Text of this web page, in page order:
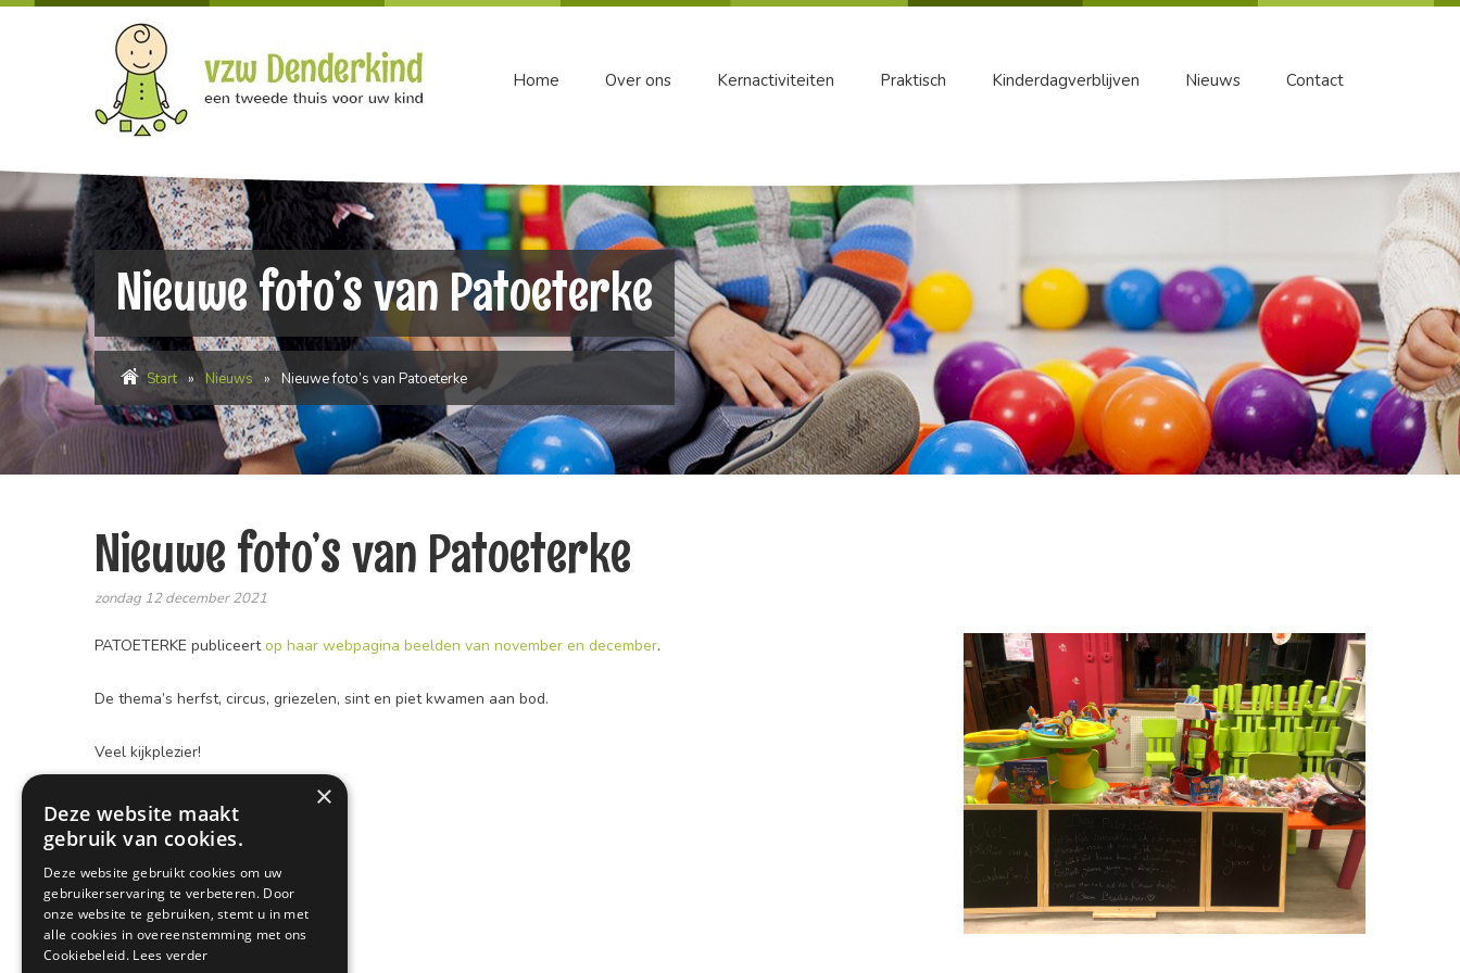
Home Over ons Kernactiviteiten Praktisch Kinderdagverblijven Nieuws Contact
Nieuwe foto’s van Patoeterke
Start » Nieuws » Nieuwe foto’s van Patoeterke
Nieuwe foto’s van Patoeterke
zondag 12 december 2021
PATOETERKE publiceertop haar webpagina beelden van november en december.
De thema’s herfst, circus, griezelen, sint en piet kwamen aan bod.
Veel kijkplezier!
×
Deze website maakt
gebruik van cookies.
Deze website gebruikt cookies om uw
gebruikerservaring te verbeteren. Door
onze website te gebruiken, stemt u in met
alle cookies in overeenstemming met ons
Cookiebeleid. Lees verder